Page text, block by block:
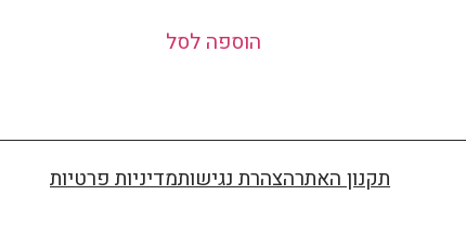
הוספה לסל
תקנון האתרהצהרת נגישותמדיניות פרטיות